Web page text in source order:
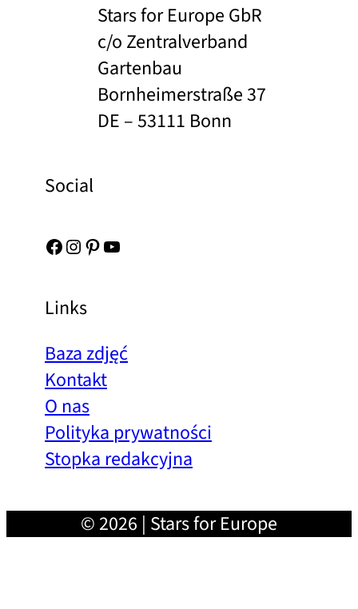
Stars for Europe GbR
c/o Zentralverband
Gartenbau
Bornheimerstraße 37
DE – 53111 Bonn
Social
Facebook Instagram Pinterest YouTube
Links
Baza zdjęć
Kontakt
O nas
Polityka prywatności
Stopka redakcyjna
© 2026 | Stars for Europe